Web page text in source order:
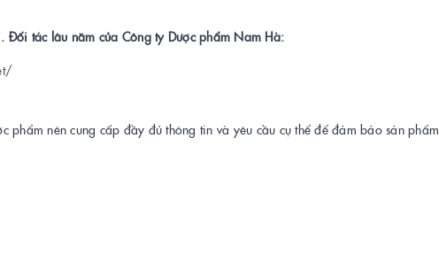
tác lâu năm của Công ty Dược phẩm Nam Hà:
phẩm nên cung cấp đầy đủ thông tin và yêu cầu cụ thể để đảm bảo sản